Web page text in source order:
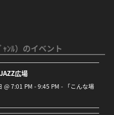
ｬﾝﾙ）のイベント
広場
@ 7:01 PM - 9:45 PM - 「こんな場